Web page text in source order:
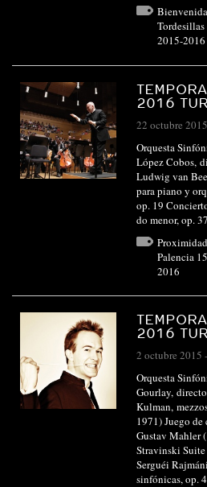
2015-2016
2016
22 octubre 2015
Orquesta
López Cobos,
Ludwig van
para piano y
op. 19
do menor, op.
Palencia
2016
2016
2 octubre 2015 -
Orquesta
Gourlay,
Kulman,
1971) Juego de
Gustav Mahler
Stravinski Suite
Serguéi
sinfónicas, op.